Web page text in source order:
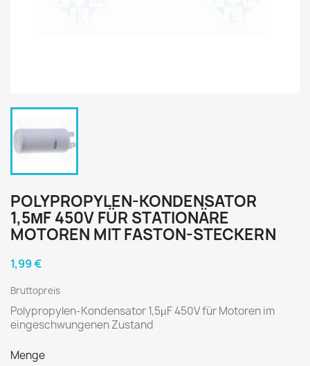
POLYPROPYLEN-KONDENSATOR
1,5ΜF 450V FÜR STATIONÄRE
MOTOREN MIT FASTON-STECKERN
1,99 €
Bruttopreis
Polypropylen-Kondensator 1,5µF 450V für Motoren im
eingeschwungenen Zustand
Menge